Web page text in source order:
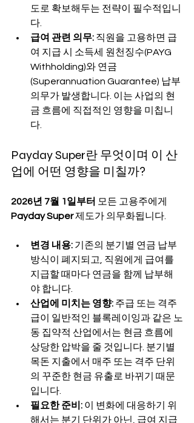
도로 확보해두는 전략이 필수적입니
다.
급여 관련 의무: 직원을 고용하면 급
여 지급 시 소득세 원천징수(PAYG
Withholding)와 연금
(Superannuation Guarantee) 납부
의무가 발생합니다. 이는 사업의 현
금 흐름에 직접적인 영향을 미칩니
다.
Payday Super란 무엇이며 이 산
업에 어떤 영향을 미칠까?
2026년 7월 1일부터 모든 고용주에게
Payday Super 제도가 의무화됩니다.
변경 내용: 기존의 분기별 연금 납부
방식이 폐지되고, 직원에게 급여를
지급할 때마다 연금을 함께 납부해
야 합니다.
산업에 미치는 영향: 주급 또는 격주
급이 일반적인 블록레이잉과 같은 노
동 집약적 산업에서는 현금 흐름에
상당한 압박을 줄 것입니다. 분기별
목돈 지출에서 매주 또는 격주 단위
의 꾸준한 현금 유출로 바뀌기 때문
입니다.
필요한 준비: 이 변화에 대응하기 위
해서는 분기 단위가 아닌, 급여 지급